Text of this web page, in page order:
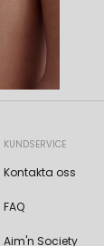
KUNDSERVICE
Kontakta oss
FAQ
Aim'n Society